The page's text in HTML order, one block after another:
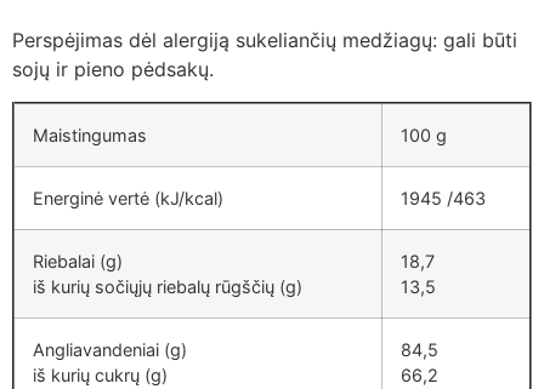
Perspėjimas dėl alergiją sukeliančių medžiagų: gali būti
sojų ir pieno pėdsakų.
Maistingumas 100 g
Energinė vertė (kJ/kcal) 1945 /463
Riebalai (g)
iš kurių sočiųjų riebalų rūgščių (g)
18,7
13,5
Angliavandeniai (g)
iš kurių cukrų (g)
84,5
66,2